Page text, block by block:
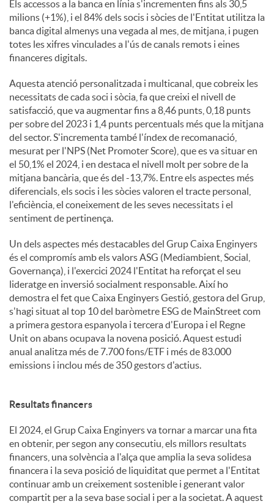
Els accessos a la banca en línia s'incrementen fins als 30,5
milions (+1%), i el 84% dels socis i sòcies de l'Entitat utilitza la
banca digital almenys una vegada al mes, de mitjana, i pugen
totes les xifres vinculades a l'ús de canals remots i eines
financeres digitals.
Aquesta atenció personalitzada i multicanal, que cobreix les
necessitats de cada soci i sòcia, fa que creixi el nivell de
satisfacció, que va augmentar fins a 8,46 punts, 0,18 punts
per sobre del 2023 i 1,4 punts percentuals més que la mitjana
del sector. S'incrementa també l'índex de recomanació,
mesurat per l'NPS (Net Promoter Score), que es va situar en
el 50,1% el 2024, i en destaca el nivell molt per sobre de la
mitjana bancària, que és del -13,7%. Entre els aspectes més
diferencials, els socis i les sòcies valoren el tracte personal,
l'eficiència, el coneixement de les seves necessitats i el
sentiment de pertinença.
Un dels aspectes més destacables del Grup Caixa Enginyers
és el compromís amb els valors ASG (Mediambient, Social,
Governança), i l'exercici 2024 l'Entitat ha reforçat el seu
lideratge en inversió socialment responsable. Així ho
demostra el fet que Caixa Enginyers Gestió, gestora del Grup,
s'hagi situat al top 10 del baròmetre ESG de MainStreet com
a primera gestora espanyola i tercera d'Europa i el Regne
Unit on abans ocupava la novena posició. Aquest estudi
anual analitza més de 7.700 fons/ETF i més de 83.000
emissions i inclou més de 350 gestors d'actius.
Resultats financers
El 2024, el Grup Caixa Enginyers va tornar a marcar una fita
en obtenir, per segon any consecutiu, els millors resultats
financers, una solvència a l'alça que amplia la seva solidesa
financera i la seva posició de liquiditat que permet a l'Entitat
continuar amb un creixement sostenible i generant valor
compartit per a la seva base social i per a la societat. A aquest